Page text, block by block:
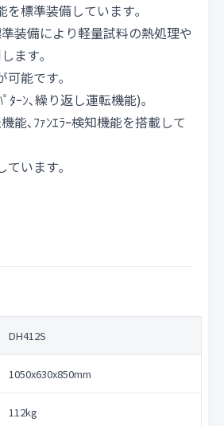
を標準装備しています｡
装備により軽量試料の熱処理や
ます｡
可能です｡
ﾀｰﾝ､繰り返し運転機能)｡
能､ﾌｧﾝｴﾗｰ検知機能を搭載して
ています｡
DH412S
1050x630x850mm
112kg